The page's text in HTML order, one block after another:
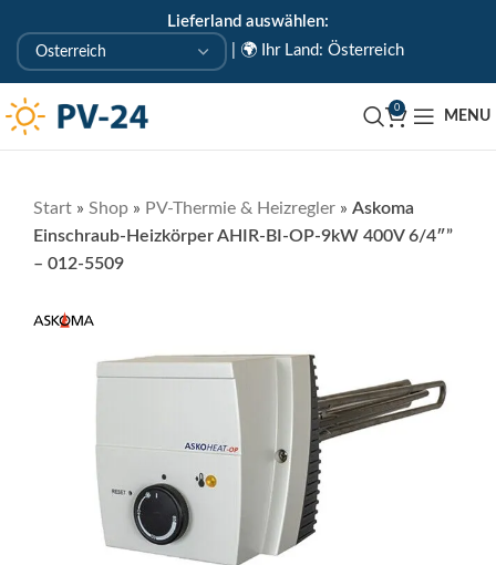
Lieferland auswählen:
🌍 Ihr Land: Österreich
0
MENU
Start » Shop » PV-Thermie & Heizregler » Askoma
Einschraub-Heizkörper AHIR-BI-OP-9kW 400V 6/4″”
– 012-5509
KOSTENLOSE ABHOLUNG IN UNSEREM ABHOLLAGER
🇦🇹 Uderns/Zillertal/Tirol